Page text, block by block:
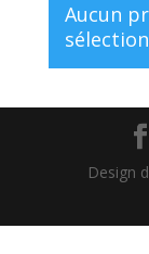
Aucun
Design